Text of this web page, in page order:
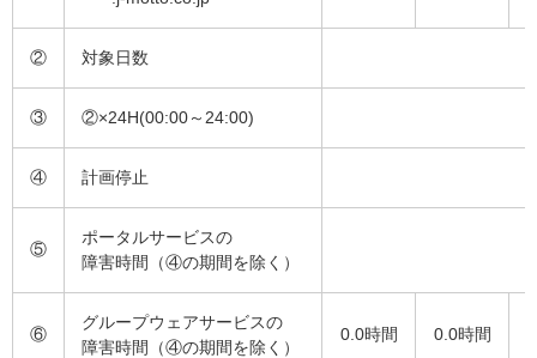
② 対象日数
③ ②×24H(00:00～24:00)
④ 計画停止
⑤
ポータルサービスの
障害時間（④の期間を除く）
⑥
グループウェアサービスの
障害時間（④の期間を除く）
0.0時間 0.0時間